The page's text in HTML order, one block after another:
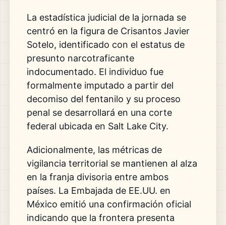
La estadística judicial de la jornada se
centró en la figura de Crisantos Javier
Sotelo, identificado con el estatus de
presunto narcotraficante
indocumentado. El individuo fue
formalmente imputado a partir del
decomiso del fentanilo y su proceso
penal se desarrollará en una corte
federal ubicada en Salt Lake City.
Adicionalmente, las métricas de
vigilancia territorial se mantienen al alza
en la franja divisoria entre ambos
países. La Embajada de EE.UU. en
México emitió una confirmación oficial
indicando que la frontera presenta